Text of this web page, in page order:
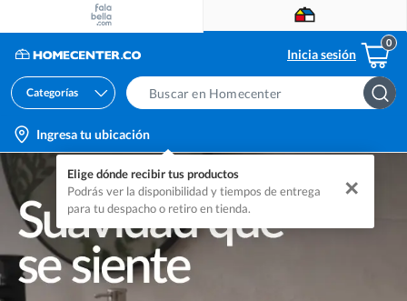
Inicia sesión
Categorías
Search
location-
icon
Ingresa tu ubicación
Elige dónde recibir tus productos
Podrás ver la disponibilidad y tiempos de entrega
para tu despacho o retiro en tienda.
✕